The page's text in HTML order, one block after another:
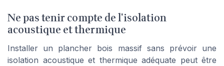
Ne pas tenir compte de l'isolation
acoustique et thermique
Installer un plancher bois massif sans prévoir une
isolation acoustique et thermique adéquate peut être